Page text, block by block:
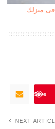
فى منزلك
Save
NEXT